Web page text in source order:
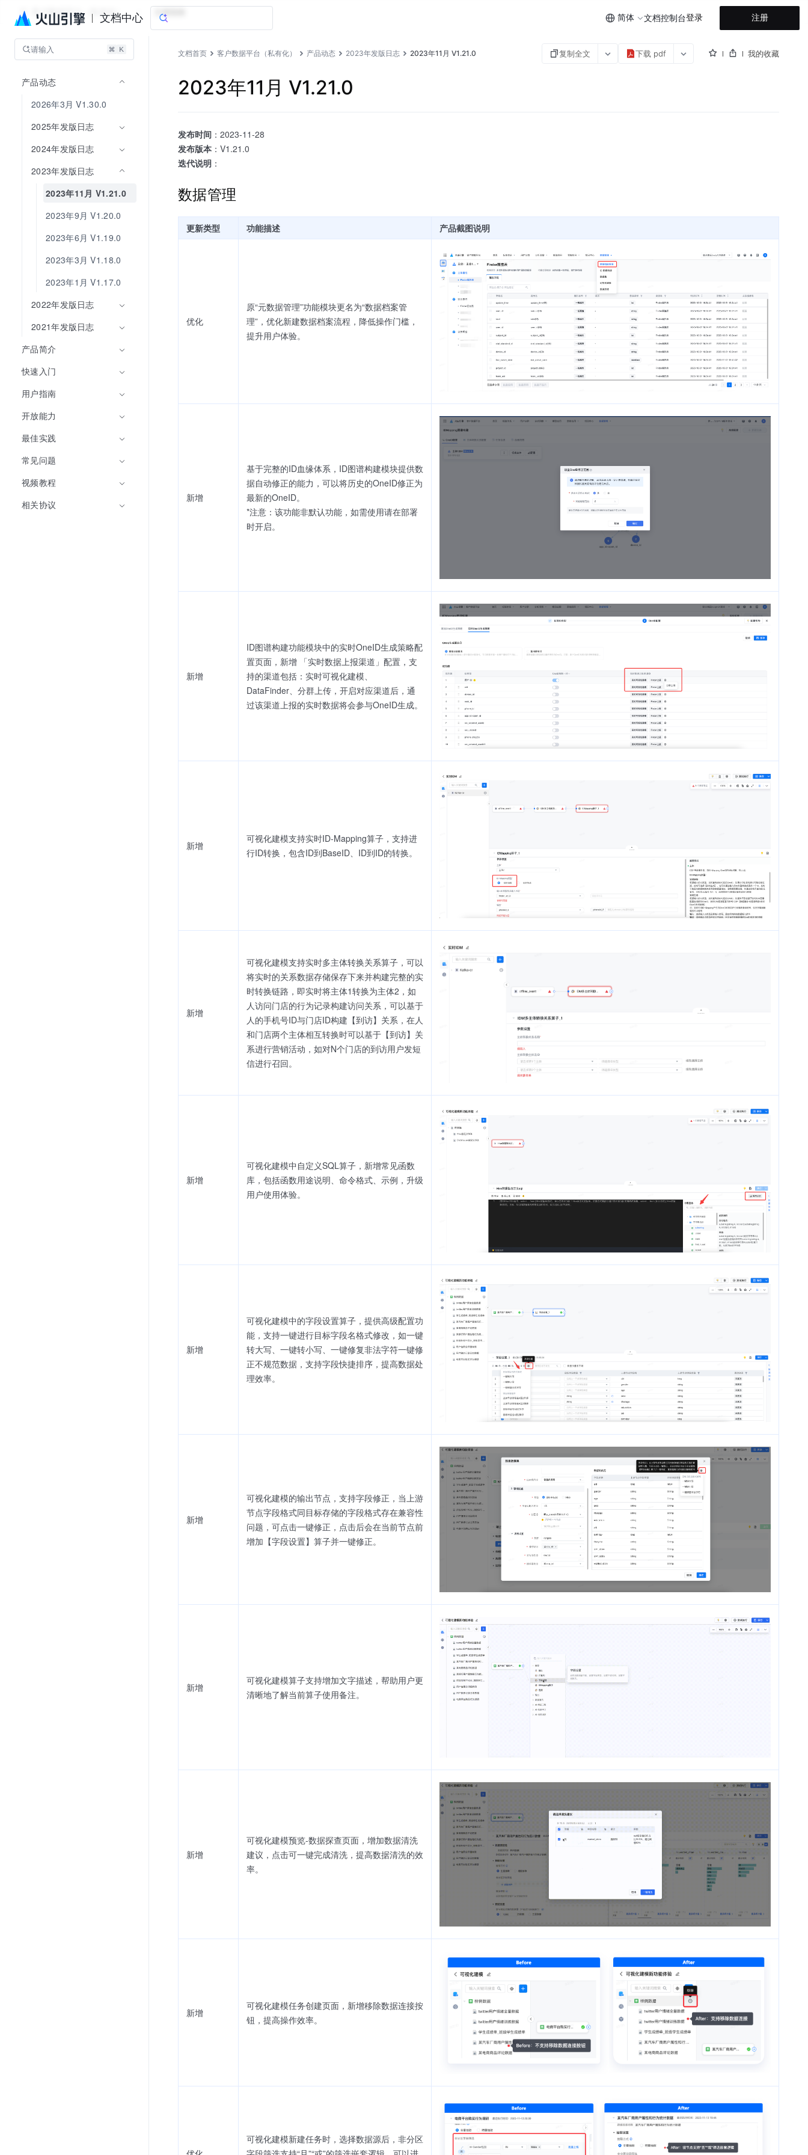
文档中心 简体 文档控制台登录 注册
客户数据平台（私有化） 文档指南
请输入
产品动态
2026年3月 V1.30.0
2025年发版日志
2024年发版日志
2023年发版日志
2023年11月 V1.21.0
2023年9月 V1.20.0
2023年6月 V1.19.0
2023年3月 V1.18.0
2023年1月 V1.17.0
2022年发版日志
2021年发版日志
产品简介
快速入门
用户指南
开放能力
最佳实践
常见问题
视频教程
相关协议
文档首页 客户数据平台（私有化） 产品动态 2023年发版日志 2023年11月 V1.21.0 复制全文 下载 pdf 我的收藏
2023年11月 V1.21.0
发布时间 ：2023-11-28
发布版本 ：V1.21.0
迭代说明 ：
数据管理
更新类型 功能描述 产品截图说明
优化
原“元数据管理”功能模块更名为“数据档案管
理”，优化新建数据档案流程，降低操作门槛，
提升用户体验。
新增
基于完整的ID血缘体系，ID图谱构建模块提供数
据自动修正的能力，可以将历史的OneID修正为
最新的OneID。
*注意：该功能非默认功能，如需使用请在部署
时开启。
新增
ID图谱构建功能模块中的实时OneID生成策略配
置页面，新增 「实时数据上报渠道」配置，支
持的渠道包括：实时可视化建模、
DataFinder、分群上传，开启对应渠道后，通
过该渠道上报的实时数据将会参与OneID生成。
新增
可视化建模支持实时ID-Mapping算子，支持进
行ID转换，包含ID到BaseID、ID到ID的转换。
新增
可视化建模支持实时多主体转换关系算子，可以
将实时的关系数据存储保存下来并构建完整的实
时转换链路，即实时将主体1转换为主体2，如
人访问门店的行为记录构建访问关系，可以基于
人的手机号ID与门店ID构建【到访】关系，在人
和门店两个主体相互转换时可以基于【到访】关
系进行营销活动，如对N个门店的到访用户发短
信进行召回。
新增
可视化建模中自定义SQL算子，新增常见函数
库，包括函数用途说明、命令格式、示例，升级
用户使用体验。
新增
可视化建模中的字段设置算子，提供高级配置功
能，支持一键进行目标字段名格式修改，如一键
转大写、一键转小写、一键修复非法字符一键修
正不规范数据，支持字段快捷排序，提高数据处
理效率。
新增
可视化建模的输出节点，支持字段修正，当上游
节点字段格式同目标存储的字段格式存在兼容性
问题，可点击一键修正，点击后会在当前节点前
增加【字段设置】算子并一键修正。
新增
可视化建模算子支持增加文字描述，帮助用户更
清晰地了解当前算子使用备注。
新增
可视化建模预览-数据探查页面，增加数据清洗
建议，点击可一键完成清洗，提高数据清洗的效
率。
新增
可视化建模任务创建页面，新增移除数据连接按
钮，提高操作效率。
可视化建模新建任务时，选择数据源后，非分区